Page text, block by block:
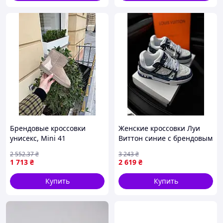
Брендовые кроссовки
унисекс, Mini 41
1 713 ₴
2 552.37₴
Купить
Женские кроссовки Луи
Виттон синие с брендовым
Seli Жіночі кросівки Луї
Віттон сині з логотипом
брендові
2 619 ₴
3 243₴
Купить